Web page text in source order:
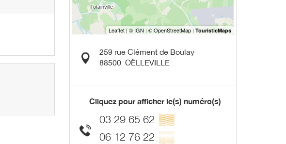
259 rue Clément de Boulay
88500 OËLLEVILLE
Cliquez pour afficher le(s) numéro(s)
03 29 65 62 ▒▒
06 12 76 22 ▒▒